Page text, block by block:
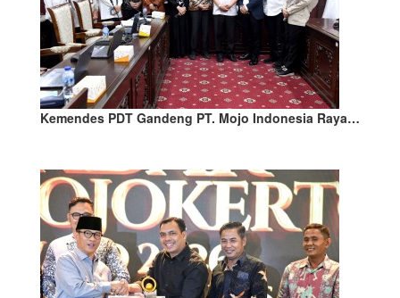
Kemendes PDT Gandeng PT. Mojo Indonesia Raya…